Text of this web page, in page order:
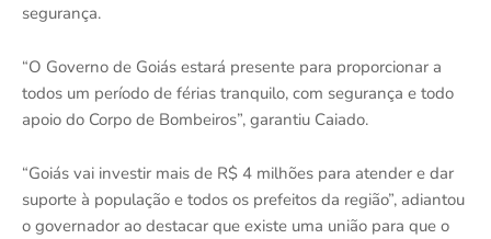
segurança.
“O Governo de Goiás estará presente para proporcionar a
todos um período de férias tranquilo, com segurança e todo
apoio do Corpo de Bombeiros”, garantiu Caiado.
“Goiás vai investir mais de R$ 4 milhões para atender e dar
suporte à população e todos os prefeitos da região”, adiantou
o governador ao destacar que existe uma união para que o